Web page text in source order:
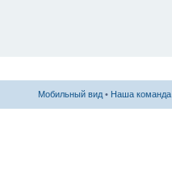
Мобильный вид • Наша команда